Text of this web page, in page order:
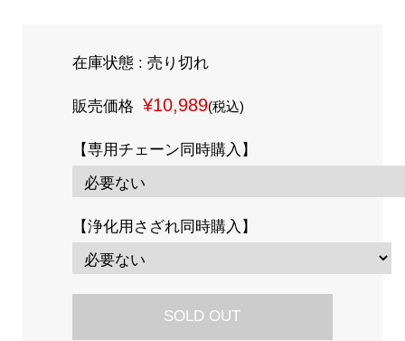
在庫状態 : 売り切れ
販売価格 ¥10,989(税込)
【専用チェーン同時購入】
【浄化用さざれ同時購入】
SOLD OUT